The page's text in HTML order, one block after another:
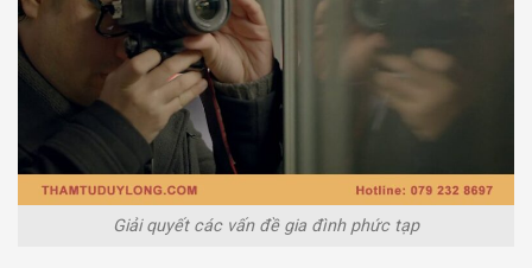
Giải quyết các vấn đề gia đình phức tạp